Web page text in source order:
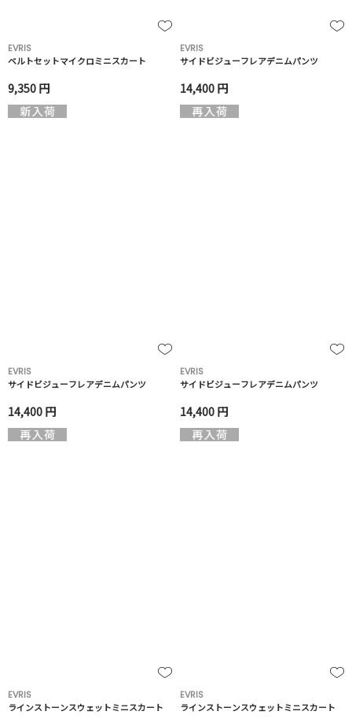
EVRIS
ベルトセットマイクロミニスカート
9,350 円
EVRIS
サイドビジューフレアデニムパンツ
14,400 円
EVRIS
サイドビジューフレアデニムパンツ
14,400 円
EVRIS
サイドビジューフレアデニムパンツ
14,400 円
EVRIS
ラインストーンスウェットミニスカート
EVRIS
ラインストーンスウェットミニスカート